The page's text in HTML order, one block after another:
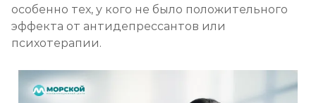
от 2 150 ₽ Записаться
Лечение алкоголизма амбулаторно
от 1 100 ₽ Записаться
особенно тех, у кого не было положительного
эффекта от антидепрессантов или
психотерапии.